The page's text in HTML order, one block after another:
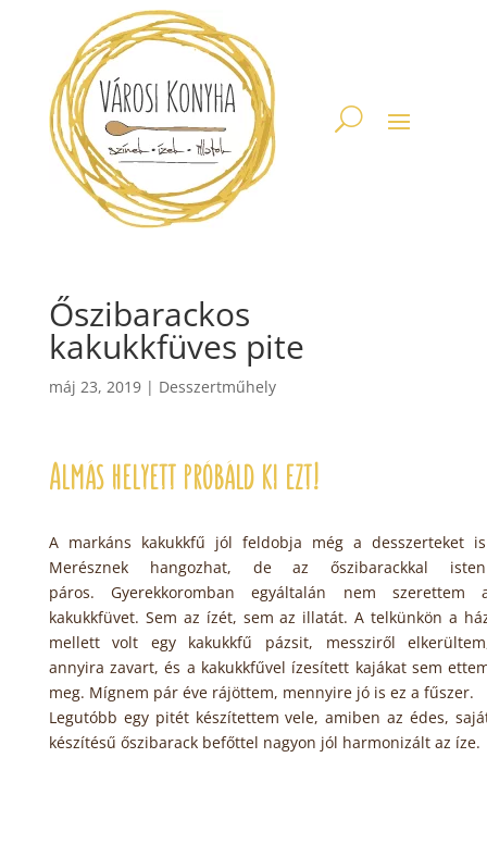
Őszibarackos
kakukkfüves pite
máj 23, 2019| Desszertműhely
Almás helyett próbáld ki ezt!
A markáns kakukkfű jól feldobja még a desszerteket
Merésznek hangozhat, de az őszibarackkal
páros. Gyerekkoromban egyáltalán nem szerettem
kakukkfüvet. Sem az ízét, sem az illatát. A telkünkön a
mellett volt egy kakukkfű pázsit, messziről
annyira zavart, és a kakukkfűvel ízesített kajákat sem
meg. Mígnem pár éve rájöttem, mennyire jó is ez a fűszer.
Legutóbb egy pitét készítettem vele, amiben az édes,
készítésű őszibarack befőttel nagyon jól harmonizált az íze.